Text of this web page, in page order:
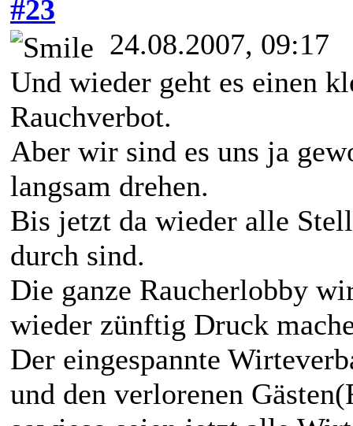
#23
24.08.2007, 09:17
Und wieder geht es einen
Rauchverbot.
Aber wir sind es uns ja
langsam drehen.
Bis jetzt da wieder alle
durch sind.
Die ganze Raucherlobby
wieder zünftig Druck
Der eingespannte
und den verlorenen